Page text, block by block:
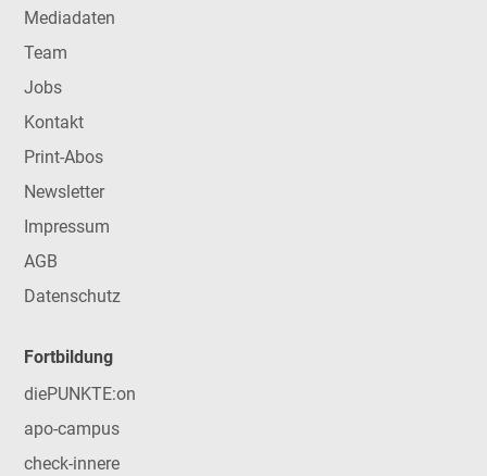
Mediadaten
Team
Jobs
Kontakt
Print-Abos
Newsletter
Impressum
AGB
Datenschutz
Fortbildung
diePUNKTE:on
apo-campus
check-innere